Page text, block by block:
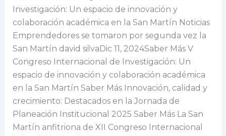
Investigación: Un espacio de innovación y
colaboración académica en la San Martín Noticias
Emprendedores se tomaron por segunda vez la
San Martín david silvaDic 11, 2024Saber Más V
Congreso Internacional de Investigación: Un
espacio de innovación y colaboración académica
en la San Martín Saber Más Innovación, calidad y
crecimiento: Destacados en la Jornada de
Planeación Institucional 2025 Saber Más La San
Martín anfitriona de XII Congreso Internacional